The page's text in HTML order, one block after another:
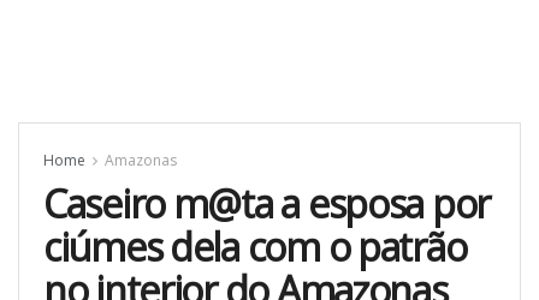
Home Amazonas
Caseiro m@ta a esposa por
ciúmes dela com o patrão